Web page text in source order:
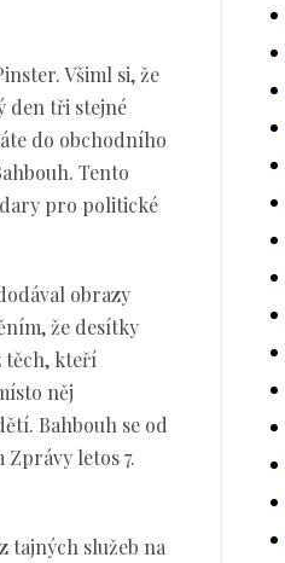
Všiml si, že
den tři stejné
do obchodního
Tento
pro politické
obrazy
že desítky
těch, kteří
něj
Bahbouh se od
letos 7.
tajných služeb na